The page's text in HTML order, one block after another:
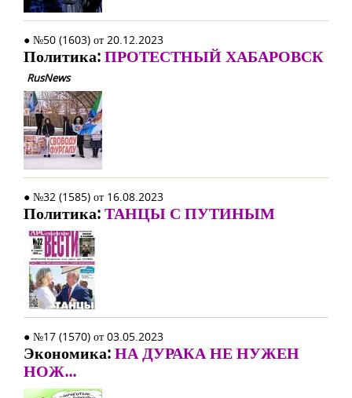
● №50 (1603) от 20.12.2023
Политика:ПРОТЕСТНЫЙ ХАБАРОВСК
RusNews
● №32 (1585) от 16.08.2023
Политика:ТАНЦЫ С ПУТИНЫМ
● №17 (1570) от 03.05.2023
Экономика:НА ДУРАКА НЕ НУЖЕН
НОЖ...